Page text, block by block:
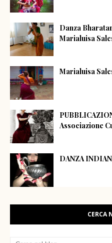
Danza
Marialuisa
Marialuisa
Associazione
DANZA
CERCA